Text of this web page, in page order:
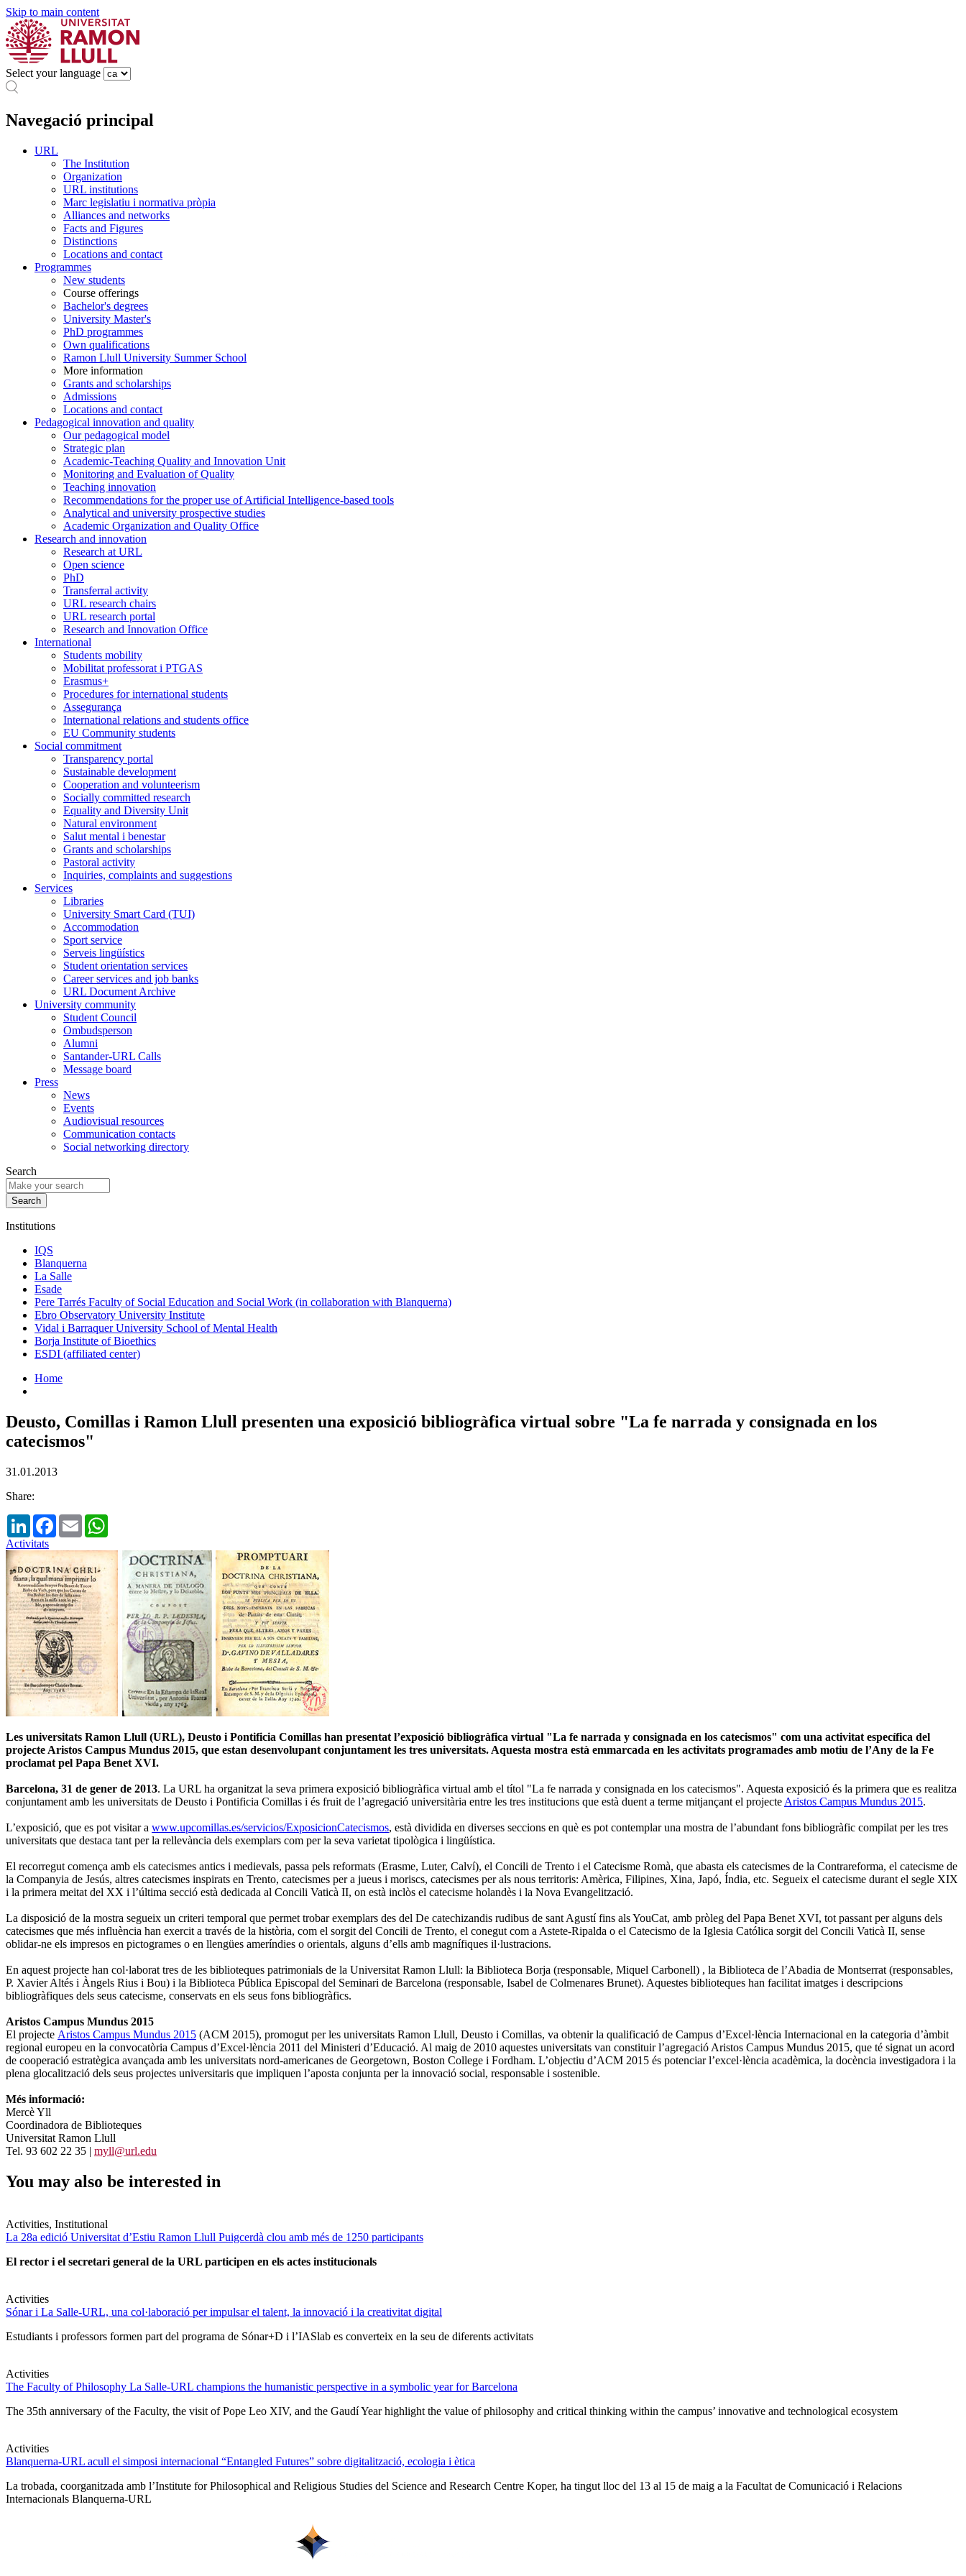
Skip to main content
Select your language
Navegació principal
URL
The Institution
Organization
URL institutions
Marc legislatiu i normativa pròpia
Alliances and networks
Facts and Figures
Distinctions
Locations and contact
Programmes
New students
Course offerings
Bachelor's degrees
University Master's
PhD programmes
Own qualifications
Ramon Llull University Summer School
More information
Grants and scholarships
Admissions
Locations and contact
Pedagogical innovation and quality
Our pedagogical model
Strategic plan
Academic-Teaching Quality and Innovation Unit
Monitoring and Evaluation of Quality
Teaching innovation
Recommendations for the proper use of Artificial Intelligence-based tools
Analytical and university prospective studies
Academic Organization and Quality Office
Research and innovation
Research at URL
Open science
PhD
Transferral activity
URL research chairs
URL research portal
Research and Innovation Office
International
Students mobility
Mobilitat professorat i PTGAS
Erasmus+
Procedures for international students
Assegurança
International relations and students office
EU Community students
Social commitment
Transparency portal
Sustainable development
Cooperation and volunteerism
Socially committed research
Equality and Diversity Unit
Natural environment
Salut mental i benestar
Grants and scholarships
Pastoral activity
Inquiries, complaints and suggestions
Services
Libraries
University Smart Card (TUI)
Accommodation
Sport service
Serveis lingüístics
Student orientation services
Career services and job banks
URL Document Archive
University community
Student Council
Ombudsperson
Alumni
Santander-URL Calls
Message board
Press
News
Events
Audiovisual resources
Communication contacts
Social networking directory
Search
Institutions
IQS
Blanquerna
La Salle
Esade
Pere Tarrés Faculty of Social Education and Social Work (in collaboration with Blanquerna)
Ebro Observatory University Institute
Vidal i Barraquer University School of Mental Health
Borja Institute of Bioethics
ESDI (affiliated center)
Home
Deusto, Comillas i Ramon Llull presenten una exposició bibliogràfica virtual sobre "La fe narrada y consignada en los
catecismos"
31.01.2013
Share:
LinkedInFacebook
Email
Activitats
Les universitats Ramon Llull (URL), Deusto i Pontificia Comillas han presentat l’exposició bibliogràfica virtual "La fe narrada y consignada en los catecismos" com una activitat específica del
projecte Aristos Campus Mundus 2015, que estan desenvolupant conjuntament les tres universitats. Aquesta mostra està emmarcada en les activitats programades amb motiu de l’Any de la Fe
proclamat pel Papa Benet XVI.
Barcelona, 31 de gener de 2013. La URL ha organitzat la seva primera exposició bibliogràfica virtual amb el títol "La fe narrada y consignada en los catecismos". Aquesta exposició és la primera que es realitza
conjuntament amb les universitats de Deusto i Pontificia Comillas i és fruit de l’agregació universitària entre les tres institucions que està duent a terme mitjançant el projecte Aristos Campus Mundus 2015.
L’exposició, que es pot visitar a www.upcomillas.es/servicios/ExposicionCatecismos, està dividida en diverses seccions en què es pot contemplar una mostra de l’abundant fons bibliogràfic compilat per les tres
universitats que destaca tant per la rellevància dels exemplars com per la seva varietat tipològica i lingüística.
El recorregut comença amb els catecismes antics i medievals, passa pels reformats (Erasme, Luter, Calví), el Concili de Trento i el Catecisme Romà, que abasta els catecismes de la Contrareforma, el catecisme de
la Companyia de Jesús, altres catecismes inspirats en Trento, catecismes per a jueus i moriscs, catecismes per als nous territoris: Amèrica, Filipines, Xina, Japó, Índia, etc. Segueix el catecisme durant el segle XIX
i la primera meitat del XX i l’última secció està dedicada al Concili Vaticà II, on està inclòs el catecisme holandès i la Nova Evangelització.
La disposició de la mostra segueix un criteri temporal que permet trobar exemplars des del De catechizandis rudibus de sant Agustí fins als YouCat, amb pròleg del Papa Benet XVI, tot passant per alguns dels
catecismes que més influència han exercit a través de la història, com el sorgit del Concili de Trento, el conegut com a Astete-Ripalda o el Catecismo de la Iglesia Católica sorgit del Concili Vaticà II, sense
oblidar-ne els impresos en pictogrames o en llengües ameríndies o orientals, alguns d’ells amb magnífiques il·lustracions.
En aquest projecte han col·laborat tres de les biblioteques patrimonials de la Universitat Ramon Llull: la Biblioteca Borja (responsable, Miquel Carbonell) , la Biblioteca de l’Abadia de Montserrat (responsables,
P. Xavier Altés i Àngels Rius i Bou) i la Biblioteca Pública Episcopal del Seminari de Barcelona (responsable, Isabel de Colmenares Brunet). Aquestes biblioteques han facilitat imatges i descripcions
bibliogràfiques dels seus catecisme, conservats en els seus fons bibliogràfics.
Aristos Campus Mundus 2015
El projecte Aristos Campus Mundus 2015 (ACM 2015), promogut per les universitats Ramon Llull, Deusto i Comillas, va obtenir la qualificació de Campus d’Excel·lència Internacional en la categoria d’àmbit
regional europeu en la convocatòria Campus d’Excel·lència 2011 del Ministeri d’Educació. Al maig de 2010 aquestes universitats van constituir l’agregació Aristos Campus Mundus 2015, que té signat un acord
de cooperació estratègica avançada amb les universitats nord-americanes de Georgetown, Boston College i Fordham. L’objectiu d’ACM 2015 és potenciar l’excel·lència acadèmica, la docència investigadora i la
plena glocalització dels seus projectes universitaris que impliquen l’aposta conjunta per la innovació social, responsable i sostenible.
Més informació:
Mercè Yll
Coordinadora de Biblioteques
Universitat Ramon Llull
Tel. 93 602 22 35 | myll@url.edu
You may also be interested in
Activities, Institutional
La 28a edició Universitat d’Estiu Ramon Llull Puigcerdà clou amb més de 1250 participants
El rector i el secretari general de la URL participen en els actes institucionals
Activities
Sónar i La Salle-URL, una col·laboració per impulsar el talent, la innovació i la creativitat digital
Estudiants i professors formen part del programa de Sónar+D i l’IASlab es converteix en la seu de diferents activitats
Activities
The Faculty of Philosophy La Salle-URL champions the humanistic perspective in a symbolic year for Barcelona
The 35th anniversary of the Faculty, the visit of Pope Leo XIV, and the Gaudí Year highlight the value of philosophy and critical thinking within the campus’ innovative and technological ecosystem
Activities
Blanquerna-URL acull el simposi internacional “Entangled Futures” sobre digitalització, ecologia i ètica
La trobada, coorganitzada amb l’Institute for Philosophical and Religious Studies del Science and Research Centre Koper, ha tingut lloc del 13 al 15 de maig a la Facultat de Comunicació i Relacions
Internacionals Blanquerna-URL